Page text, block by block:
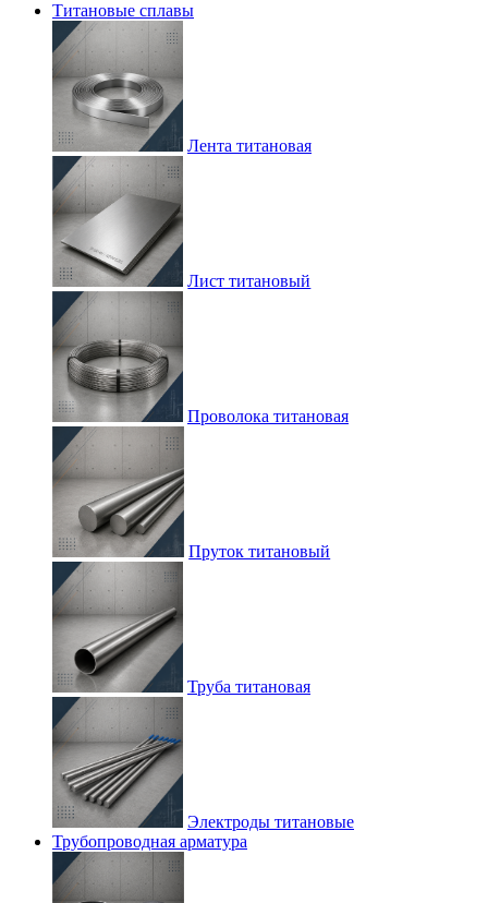
Титановые сплавы
Лента титановая
Лист титановый
Проволока титановая
Пруток титановый
Труба титановая
Электроды титановые
Трубопроводная арматура